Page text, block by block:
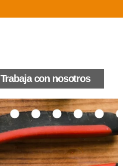
Trabaja con nosotros